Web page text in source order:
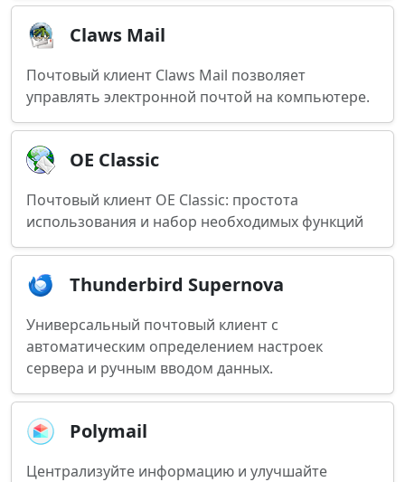
Claws Mail
Почтовый клиент Claws Mail позволяет
управлять электронной почтой на компьютере.
OE Classic
Почтовый клиент OE Classic: простота
использования и набор необходимых функций
Thunderbird Supernova
Универсальный почтовый клиент с
автоматическим определением настроек
сервера и ручным вводом данных.
Polymail
Централизуйте информацию и улучшайте